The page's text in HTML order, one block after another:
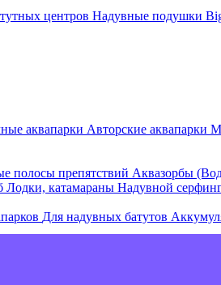
центров Надувные подушки
аквапарки Авторские аквапарки
полосы препятствий Аквазорбы
Лодки, катамараны Надувной
Для надувных батутов